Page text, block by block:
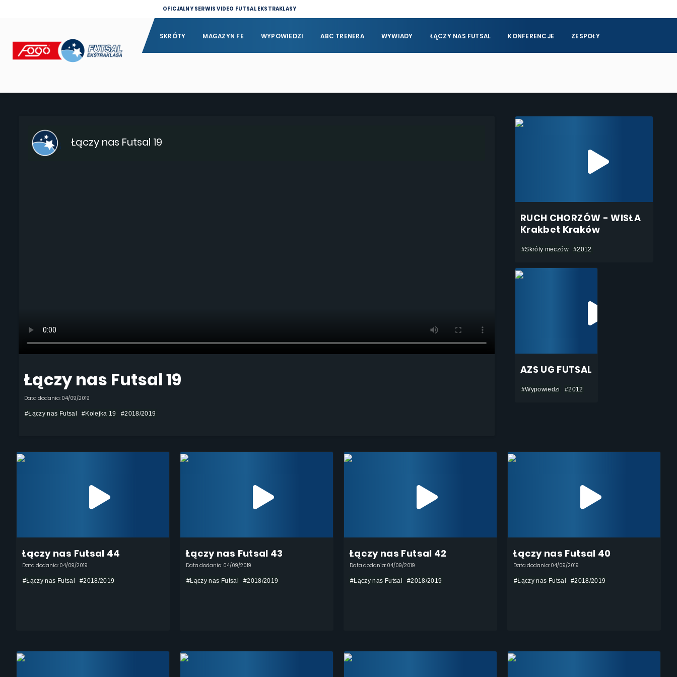
OFICJALNY SERWIS VIDEO FUTSAL EKSTRAKLASY
SKRÓTY MAGAZYN FE WYPOWIEDZI ABC TRENERA WYWIADY ŁĄCZY NAS FUTSAL KONFERENCJE ZESPOŁY
Łączy nas Futsal 19
Łączy nas Futsal 19
Data dodania: 04/09/2019
#Łączy nas Futsal #Kolejka 19 #2018/2019
RUCH CHORZÓW - WISŁA
Krakbet Kraków
#Skróty meczów #2012
AZS UG FUTSAL
#Wypowiedzi #2012
Łączy nas Futsal 44
Data dodania: 04/09/2019
#Łączy nas Futsal #2018/2019
Łączy nas Futsal 43
Data dodania: 04/09/2019
#Łączy nas Futsal #2018/2019
Łączy nas Futsal 42
Data dodania: 04/09/2019
#Łączy nas Futsal #2018/2019
Łączy nas Futsal 40
Data dodania: 04/09/2019
#Łączy nas Futsal #2018/2019